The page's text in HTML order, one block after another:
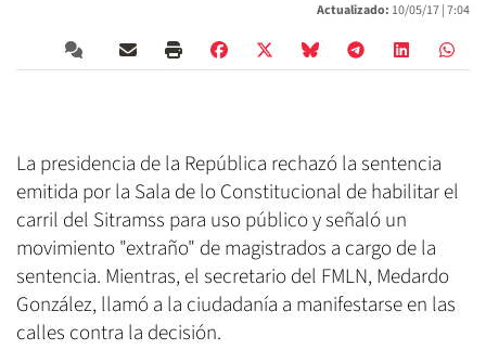
Actualizado: 10/05/17 |7:04
La presidencia de la República rechazó la sentencia
emitida por la Sala de lo Constitucional de habilitar el
carril del Sitramss para uso público y señaló un
movimiento "extraño" de magistrados a cargo de la
sentencia. Mientras, el secretario del FMLN, Medardo
González, llamó a la ciudadanía a manifestarse en las
calles contra la decisión.